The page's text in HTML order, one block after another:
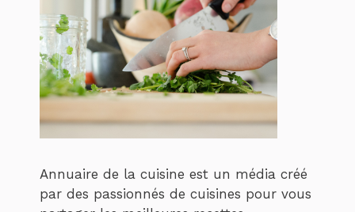
Annuaire de la cuisine est un média créé
par des passionnés de cuisines pour vous